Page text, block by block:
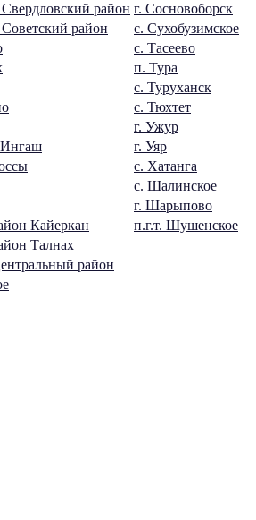
Свердловский район г. Сосновоборск
район
с. Сухобузимское
с. Тасеево
п. Тура
с. Туруханск
с. Тюхтет
г. Ужур
г. Уяр
с. Хатанга
с. Шалинское
г. Шарыпово
Кайеркан
п.г.т. Шушенское
Талнах
район